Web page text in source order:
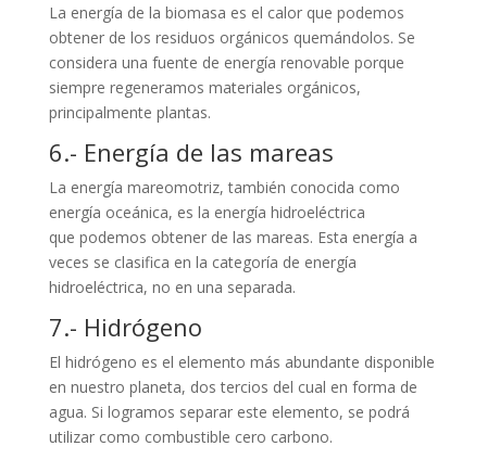
La energía de la biomasa es el calor que podemos
obtener de los residuos orgánicos quemándolos. Se
considera una fuente de energía renovable porque
siempre regeneramos materiales orgánicos,
principalmente plantas.
6.- Energía de las mareas
La energía mareomotriz, también conocida como
energía oceánica, es la energía hidroeléctrica
que podemos obtener de las mareas. Esta energía a
veces se clasifica en la categoría de energía
hidroeléctrica, no en una separada.
7.- Hidrógeno
El hidrógeno es el elemento más abundante disponible
en nuestro planeta, dos tercios del cual en forma de
agua. Si logramos separar este elemento, se podrá
utilizar como combustible cero carbono.